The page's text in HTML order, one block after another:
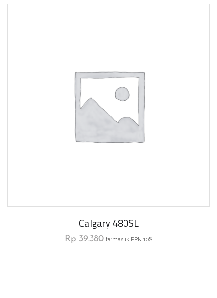
Calgary 480SL
Rp 39.380 termasuk PPN 10%